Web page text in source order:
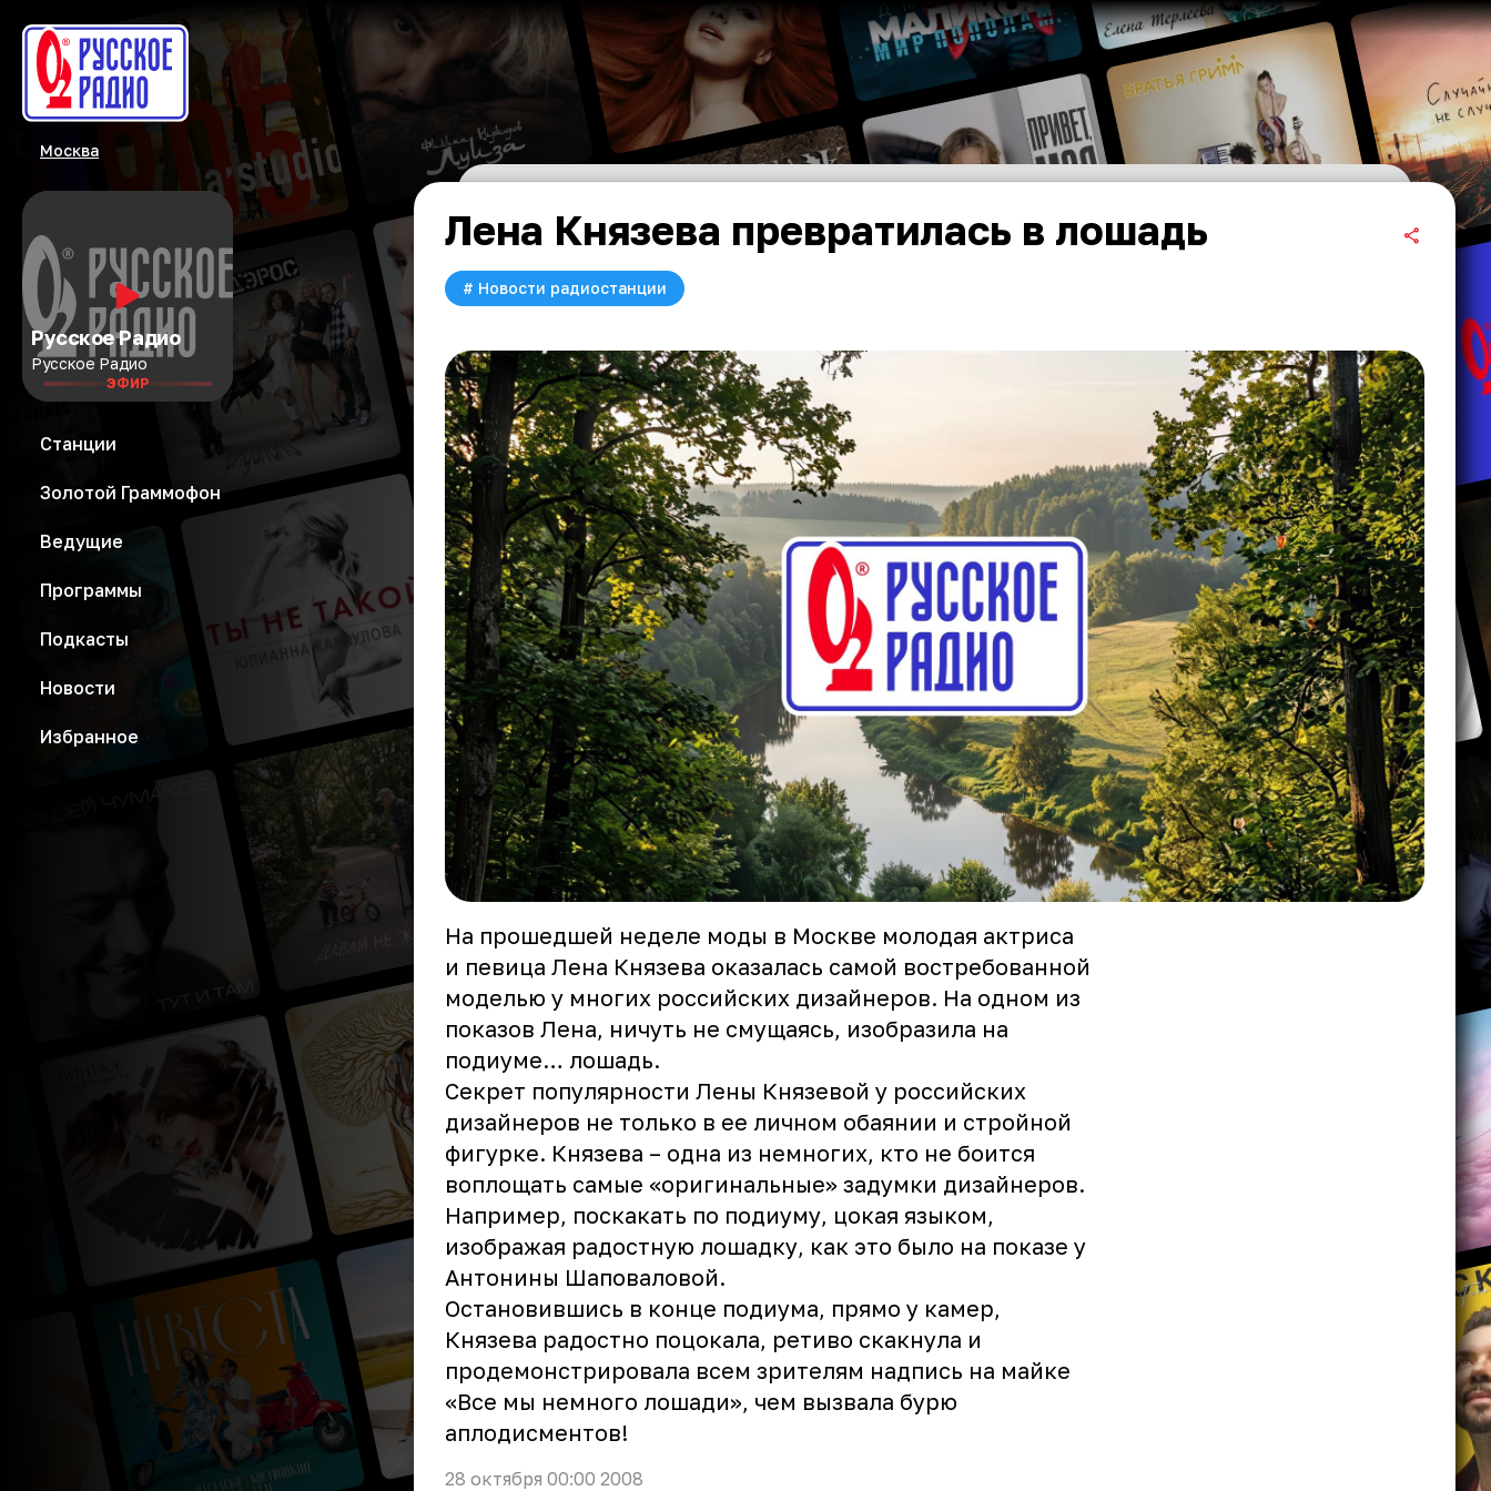
Москва
Русское Радио
Русское Радио
ЭФИР
Станции
Золотой Граммофон
Ведущие
Программы
Подкасты
Новости
Избранное
Лена Князева превратилась в лошадь
# Новости радиостанции
На прошедшей неделе моды в Москве молодая актриса
и певица Лена Князева оказалась самой востребованной
моделью у многих российских дизайнеров. На одном из
показов Лена, ничуть не смущаясь, изобразила на
подиуме… лошадь.
Секрет популярности Лены Князевой у российских
дизайнеров не только в ее личном обаянии и стройной
фигурке. Князева – одна из немногих, кто не боится
воплощать самые «оригинальные» задумки дизайнеров.
Например, поскакать по подиуму, цокая языком,
изображая радостную лошадку, как это было на показе у
Антонины Шаповаловой.
Остановившись в конце подиума, прямо у камер,
Князева радостно поцокала, ретиво скакнула и
продемонстрировала всем зрителям надпись на майке
«Все мы немного лошади», чем вызвала бурю
аплодисментов!
28 октября 00:00 2008